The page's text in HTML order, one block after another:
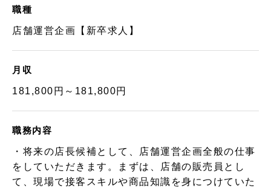
職種
店舗運営企画【新卒求人】
月収
181,800円～181,800円
職務内容
・将来の店長候補として、店舗運営企画全般の仕事
をしていただきます。まずは、店舗の販売員とし
て、現場で接客スキルや商品知識を身につけていた